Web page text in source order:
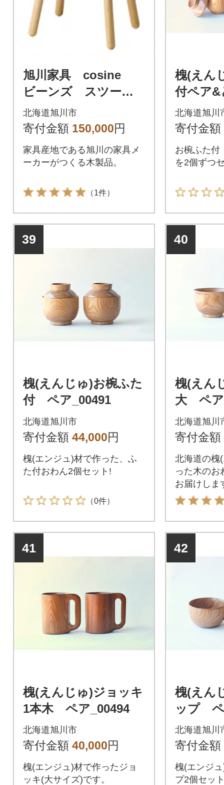
旭川家具 cosine
ビーンズ スツール_
00056
北海道旭川市
寄付金額 150,000円
家具産地である旭川の家具メ
ーカーがつくる木製品。
（1件）
槐(えん
付ペア
付ペア
5
北海道旭川
寄付金額
お椀ふた付
を2個ずつ
39
槐(えんじゅ)お椀ふた
付 ペア_00491
北海道旭川市
寄付金額 44,000円
槐(エンジュ)材で作った、ふ
た付おわん2個セット!
（0件）
40
槐(え
大 ペア
北海道旭川
寄付金額
北海道の槐
った木のお
お届けしま
41
槐(えんじゅ)ジョッキ
1本木 ペア_00494
北海道旭川市
寄付金額 40,000円
槐(エンジュ)材で作ったジョ
ッキ(大サイズ)です。
42
槐(えん
ップ ペ
北海道旭川
寄付金額
槐(エンジ
プ2個セッ